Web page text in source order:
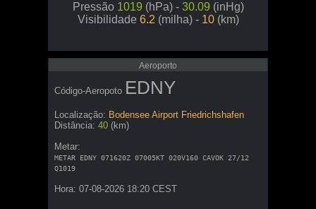
Pressão 1019 (hPa) - 30.09 (inHg)
Visibilidade 6.2 (milha) - 10 (km)
Aeroporto
Código-Aeropoto EDNY
Localização: Bodensee Airport Friedrichshafen
Distância: 40 (km)
Metar:
METAR EDNY 071620Z 07005KT 020V160 CAVOK 27/12
Q1019
Hora: 07-08-2026 18:20 CEST